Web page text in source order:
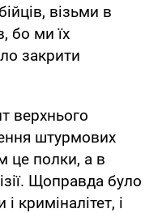
візьми в
бо ми їх
закрити
верхнього
штурмових
це полки, а в
Щоправда було
криміналітет, і